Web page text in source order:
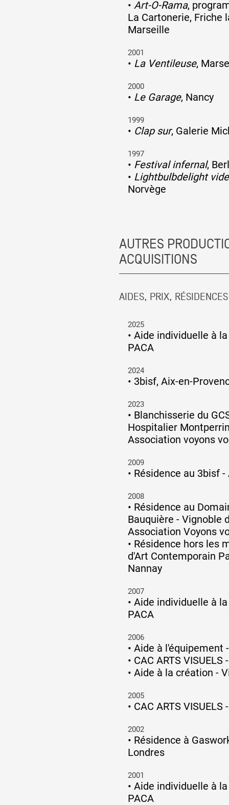
• Art-O-Rama,
La Cartonerie, Friche
Marseille
2001
• La Ventileuse,
2000
• Le Garage, Nancy
1999
• Clap sur, Galerie
1997
• Festival infernal,
• Lightbulbdelight
Norvège
AUTRES
ACQUISITIONS
AIDES, PRIX, RÉSIDENCES
2025
• Aide individuelle à
PACA
2024
• 3bisf, Aix-en-
2023
• Blanchisserie du
Hospitalier
Association voyons
2009
• Résidence au 3bisf
2008
• Résidence au
Bauquière - Vignoble
Association Voyons
• Résidence hors les
d'Art Contemporain
Nannay
2007
• Aide individuelle à
PACA
2006
• Aide à l'équipement
• CAC ARTS VISUELS
• Aide à la création -
2005
• CAC ARTS VISUELS
2002
• Résidence à
Londres
2001
• Aide individuelle à
PACA